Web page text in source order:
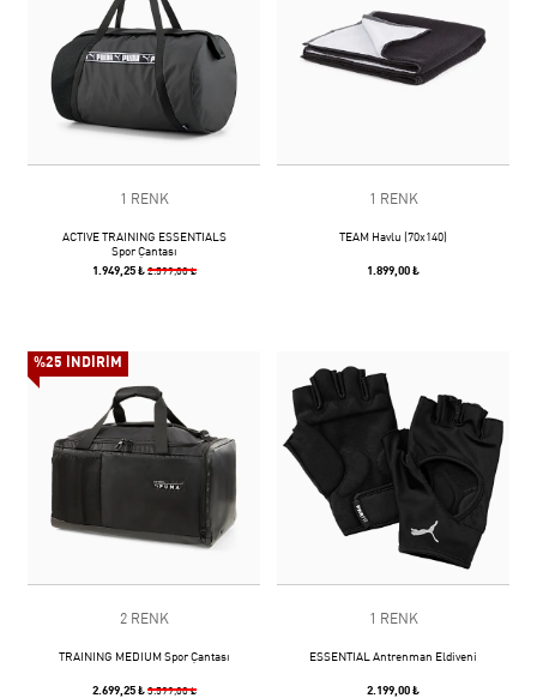
1 RENK
ACTIVE TRAINING ESSENTIALS
Spor Çantası
1.949,25 ₺ 2.599,00 ₺
1 RENK
TEAM Havlu (70x140)
1.899,00 ₺
%25 İNDİRİM
2 RENK
TRAINING MEDIUM Spor Çantası
2.699,25 ₺ 3.599,00 ₺
1 RENK
ESSENTIAL Antrenman Eldiveni
2.199,00 ₺